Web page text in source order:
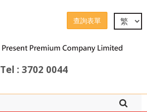
查詢表單
Tel : 3702 0044